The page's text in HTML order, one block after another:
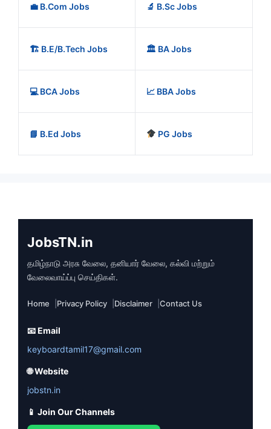
💼 B.Com Jobs 🔬 B.Sc Jobs
🏗️ B.E/B.Tech Jobs 🏛️ BA Jobs
💻 BCA Jobs 📈 BBA Jobs
📘 B.Ed Jobs PG Jobs
JobsTN.in
தமிழ்நாடு அரசு வேலை, தனியார் வேலை, கல்வி மற்றும்
வேலைவாய்ப்பு செய்திகள்.
Home Privacy Policy Disclaimer Contact Us
📧 Email
keyboardtamil17@gmail.com
🌐 Website
jobstn.in
📱 Join Our Channels